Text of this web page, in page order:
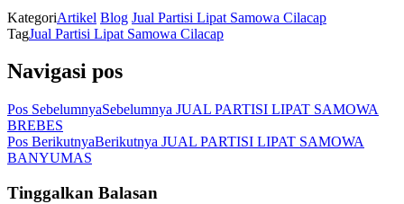
KategoriArtikel Blog Jual Partisi Lipat Samowa Cilacap
TagJual Partisi Lipat Samowa Cilacap
Navigasi pos
Pos SebelumnyaSebelumnya JUAL PARTISI LIPAT SAMOWA
BREBES
Pos BerikutnyaBerikutnya JUAL PARTISI LIPAT SAMOWA
BANYUMAS
Tinggalkan Balasan